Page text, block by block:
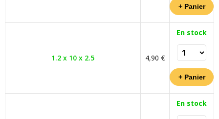
1.2 x 10 x 2.5 4,90 €
En stock
En stock